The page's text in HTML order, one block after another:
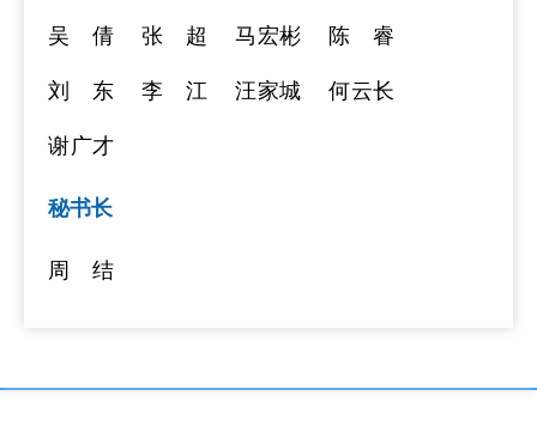
吴 倩 张 超 马宏彬 陈 睿
刘 东 李 江 汪家城 何云长
谢广才
秘书长
周结